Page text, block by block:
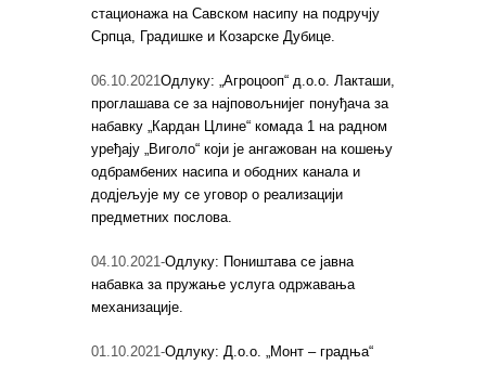
стационажа на Савском насипу на подручју
Српца, Градишке и Козарске Дубице.
06.10.2021Одлуку: „Агроцооп“ д.о.о. Лакташи,
проглашава се за најповољнијег понуђача за
набавку „Кардан Цлине“ комада 1 на радном
уређају „Виголо“ који је ангажован на кошењу
одбрамбених насипа и ободних канала и
додјељује му се уговор о реализацији
предметних послова.
04.10.2021-Одлуку: Поништава се јавна
набавка за пружање услуга одржавања
механизације.
01.10.2021-Одлуку: Д.о.о. „Монт – градња“